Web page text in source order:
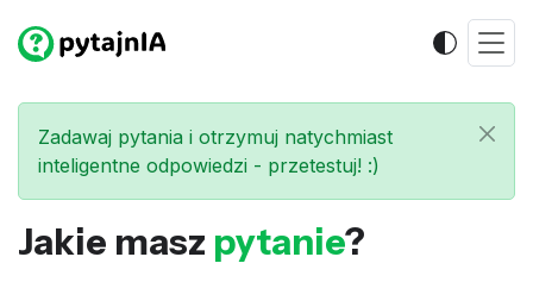
Zadawaj pytania i otrzymuj natychmiast
inteligentne odpowiedzi - przetestuj! :)
Jakie masz pytanie?